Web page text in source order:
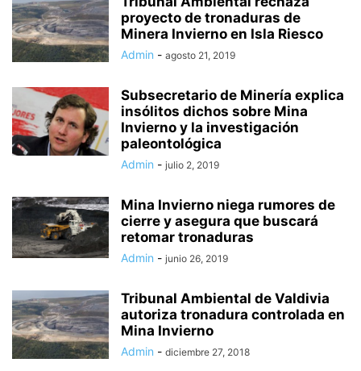
proyecto de tronaduras de
Minera Invierno en Isla Riesco
Admin - agosto 21, 2019
Subsecretario de Minería explica
insólitos dichos sobre Mina
Invierno y la investigación
paleontológica
Admin - julio 2, 2019
Mina Invierno niega rumores de
cierre y asegura que buscará
retomar tronaduras
Admin - junio 26, 2019
Tribunal Ambiental de Valdivia
autoriza tronadura controlada en
Mina Invierno
Admin - diciembre 27, 2018